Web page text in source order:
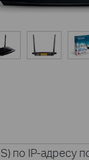
по IP-адресу